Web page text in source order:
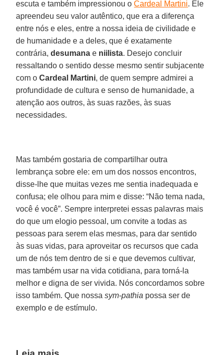
escuta e também impressionou oCardeal Martini. Ele
apreendeu seu valor autêntico, que era a diferença
entre nós e eles, entre a nossa ideia de civilidade e
de humanidade e a deles, que é exatamente
contrária,desumana e niilista. Desejo concluir
ressaltando o sentido desse mesmo sentir subjacente
com o Cardeal Martini, de quem sempre admirei a
profundidade de cultura e senso de humanidade, a
atenção aos outros, às suas razões, às suas
necessidades.
Mas também gostaria de compartilhar outra
lembrança sobre ele: em um dos nossos encontros,
disse-lhe que muitas vezes me sentia inadequada e
confusa; ele olhou para mim e disse: “Não tema nada,
você é você”. Sempre interpretei essas palavras mais
do que um elogio pessoal, um convite a todas as
pessoas para serem elas mesmas, para dar sentido
às suas vidas, para aproveitar os recursos que cada
um de nós tem dentro de si e que devemos cultivar,
mas também usar na vida cotidiana, para torná-la
melhor e digna de ser vivida. Nós concordamos sobre
isso também. Que nossasym-pathia possa ser de
exemplo e de estímulo.